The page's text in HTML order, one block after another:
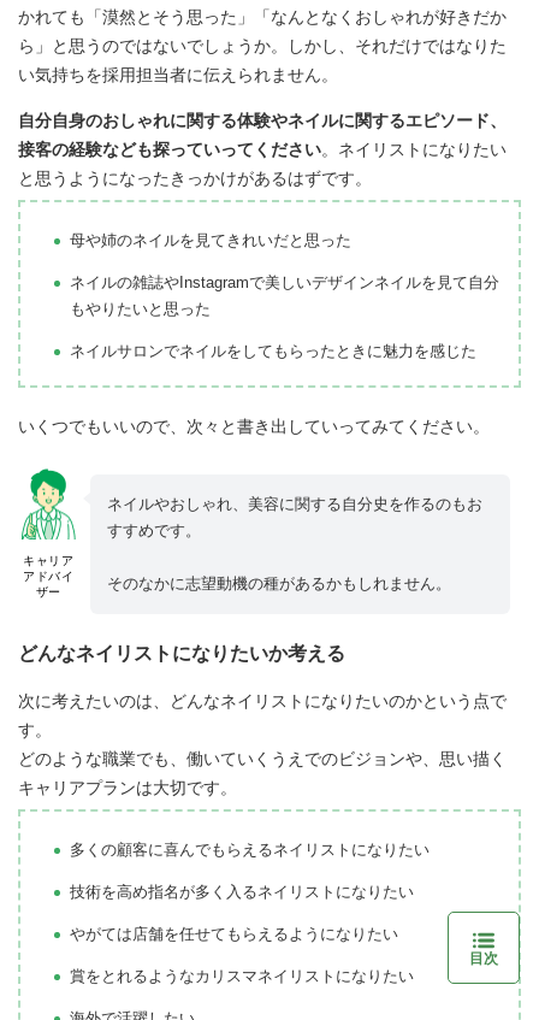
かれても「漠然とそう思った」「なんとなくおしゃれが好きだか
ら」と思うのではないでしょうか。しかし、それだけではなりた
い気持ちを採用担当者に伝えられません。
自分自身のおしゃれに関する体験やネイルに関するエピソード、
接客の経験なども探っていってください。ネイリストになりたい
と思うようになったきっかけがあるはずです。
母や姉のネイルを見てきれいだと思った
ネイルの雑誌やInstagramで美しいデザインネイルを見て自分
もやりたいと思った
ネイルサロンでネイルをしてもらったときに魅力を感じた
いくつでもいいので、次々と書き出していってみてください。
キャリア
アドバイ
ザー
ネイルやおしゃれ、美容に関する自分史を作るのもお
すすめです。
そのなかに志望動機の種があるかもしれません。
どんなネイリストになりたいか考える
次に考えたいのは、どんなネイリストになりたいのかという点で
す。
どのような職業でも、働いていくうえでのビジョンや、思い描く
キャリアプランは大切です。
多くの顧客に喜んでもらえるネイリストになりたい
技術を高め指名が多く入るネイリストになりたい
やがては店舗を任せてもらえるようになりたい
賞をとれるようなカリスマネイリストになりたい
目次